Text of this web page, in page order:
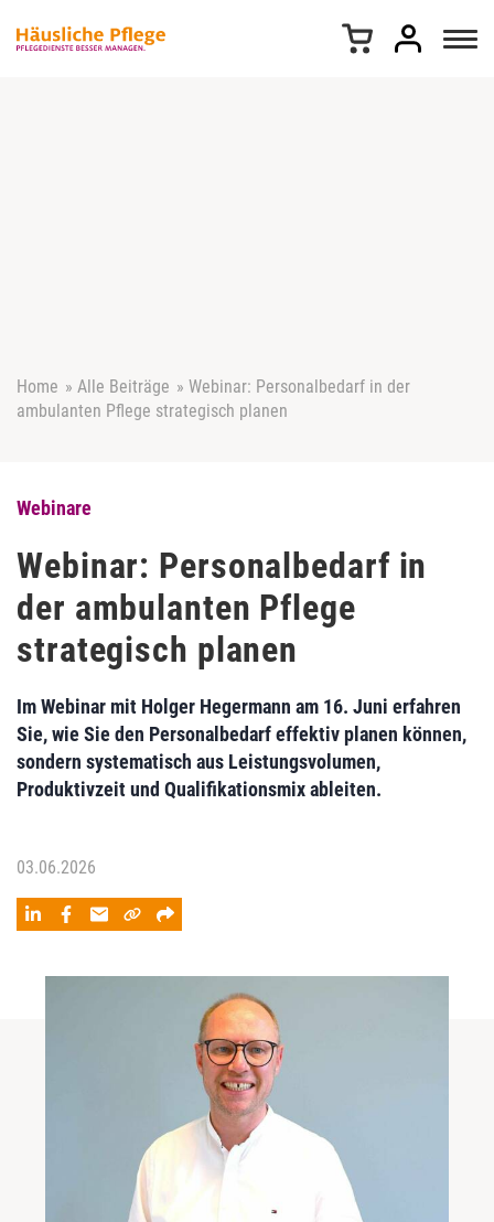
Home » Alle Beiträge » Webinar: Personalbedarf in der
ambulanten Pflege strategisch planen
Webinare
Webinar: Personalbedarf in
der ambulanten Pflege
strategisch planen
Im Webinar mit Holger Hegermann am 16. Juni erfahren
Sie, wie Sie den Personalbedarf effektiv planen können,
sondern systematisch aus Leistungsvolumen,
Produktivzeit und Qualifikationsmix ableiten.
03.06.2026